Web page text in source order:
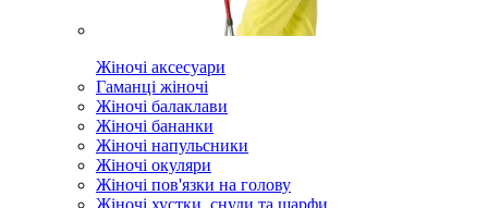
Жіночі аксесуари
Гаманці жіночі
Жіночі балаклави
Жіночі бананки
Жіночі напульсники
Жіночі окуляри
Жіночі пов'язки на голову
Жіночі хустки, снуди та шарфи